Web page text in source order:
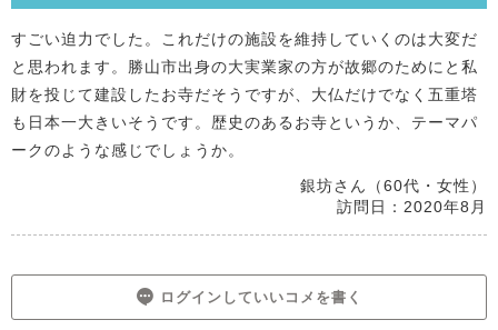
すごい迫力でした。これだけの施設を維持していくのは大変だ
と思われます。勝山市出身の大実業家の方が故郷のためにと私
財を投じて建設したお寺だそうですが、大仏だけでなく五重塔
も日本一大きいそうです。歴史のあるお寺というか、テーマパ
ークのような感じでしょうか。
銀坊さん（60代・女性）
訪問日：2020年8月
ログインしていいコメを書く